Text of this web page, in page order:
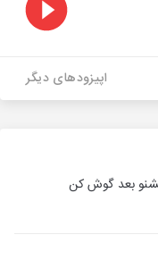
اپیزودهای دیگر
بعد گوش کن